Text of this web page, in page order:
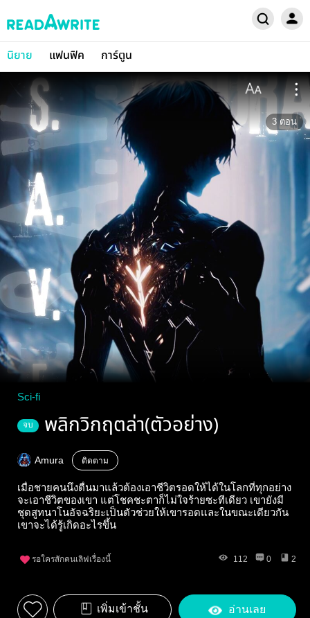
นิยาย แฟนฟิค การ์ตูน
3 ตอน
Sci-fi
จบ พลิกวิกฤตล่า(ตัวอย่าง)
Amura ติดตาม
เมื่อชายคนนึงตื่นมาแล้วต้องเอาชีวิตรอดให้ได้ในโลกที่ทุกอย่าง
จะเอาชีวิตของเขา แต่โชคชะตาก็ไม่ใจร้ายซะทีเดียว เขายังมี
ชุดสูทนาโนอัจฉริยะเป็นตัวช่วยให้เขารอดและในขณะเดียวกัน
เขาจะได้รู้เกิดอะไรขึ้น
รอใครสักคนเลิฟเรื่องนี้ 112 0 2
เพิ่มเข้าชั้น อ่านเลย